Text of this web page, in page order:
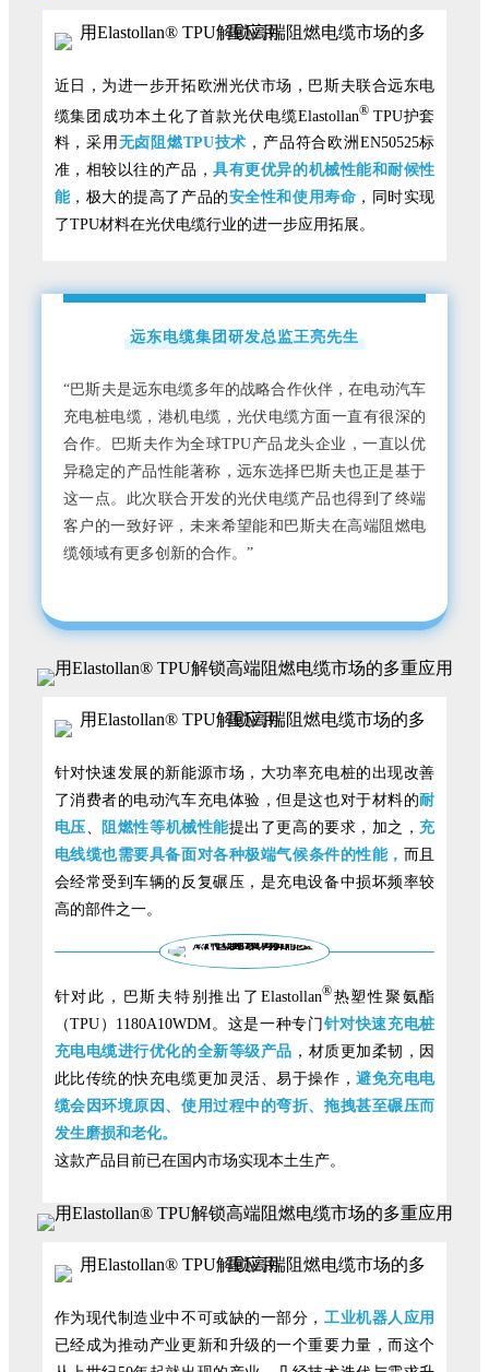
近日，为进一步开拓欧洲光伏市场，巴斯夫联合远东电
缆集团成功本土化了首款光伏电缆Elastollan® TPU护套
料，采用 无卤阻燃TPU技术 ，产品符合欧洲EN50525标
准，相较以往的产品，具有更优异的机械性能和耐候性
能，极大的提高了产品的安全性和使用寿命 ，同时实现
了TPU材料在光伏电缆行业的进一步应用拓展。
远东电缆集团研发总监王亮先生
“巴斯夫是远东电缆多年的战略合作伙伴，在电动汽车
充电桩电缆，港机电缆，光伏电缆方面一直有很深的
合作。巴斯夫作为全球TPU产品龙头企业，一直以优
异稳定的产品性能著称，远东选择巴斯夫也正是基于
这一点。此次联合开发的光伏电缆产品也得到了终端
客户的一致好评，未来希望能和巴斯夫在高端阻燃电
缆领域有更多创新的合作。”
针对快速发展的新能源市场，大功率充电桩的出现改善
了消费者的电动汽车充电体验，但是这也对于材料的耐
电压、 阻燃性等机械性能提出了更高的要求，加之， 充
电线缆也需要具备面对各种极端气候条件的性能， 而且
会经常受到车辆的反复碾压，是充电设备中损坏频率较
高的部件之一。
针对此，巴斯夫特别推出了Elastollan®热塑性聚氨酯
（TPU）1180A10WDM。这是一种专门 针对快速充电桩
充电电缆进行优化的全新等级产品 ，材质更加柔韧，因
此比传统的快充电缆更加灵活、易于操作，避免充电电
缆会因环境原因、使用过程中的弯折、拖拽甚至碾压而
发生磨损和老化。
这款产品目前已在国内市场实现本土生产。
作为现代制造业中不可或缺的一部分，工业机器人应用
已经成为推动产业更新和升级的一个重要力量，而这个